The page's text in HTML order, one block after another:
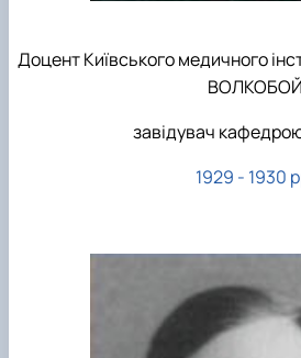
Доцент Київського медичного
ВОЛКОБОЙ
завідувач
1929 - 1930